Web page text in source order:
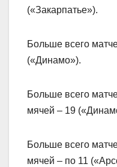
(«Закарпатье»).
Больше всего
(«Динамо»).
Больше всего
мячей – 19
Больше всего
мячей – по 11